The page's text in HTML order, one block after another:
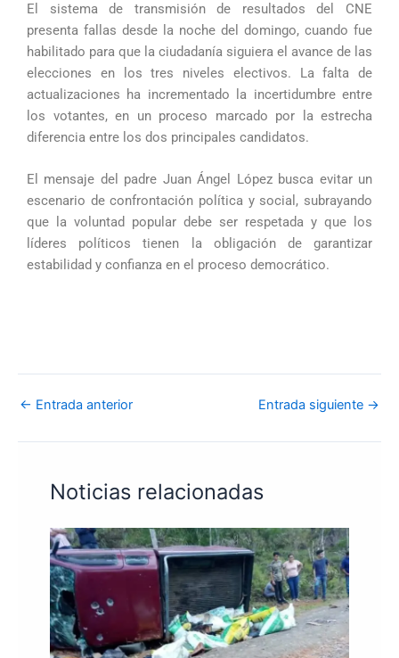
El sistema de transmisión de resultados del CNE
presenta fallas desde la noche del domingo, cuando fue
habilitado para que la ciudadanía siguiera el avance de las
elecciones en los tres niveles electivos. La falta de
actualizaciones ha incrementado la incertidumbre entre
los votantes, en un proceso marcado por la estrecha
diferencia entre los dos principales candidatos.
El mensaje del padre Juan Ángel López busca evitar un
escenario de confrontación política y social, subrayando
que la voluntad popular debe ser respetada y que los
líderes políticos tienen la obligación de garantizar
estabilidad y confianza en el proceso democrático.
← Entrada anterior Entrada siguiente →
Noticias relacionadas